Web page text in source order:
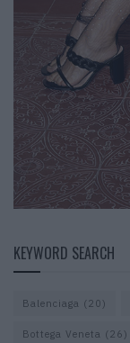
KEYWORD SEARCH
Balenciaga (20)
Bottega Veneta (26)